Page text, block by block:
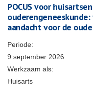
POCUS voor
aandacht voor de
Periode:
9 september 2026
Werkzaam als:
Huisarts